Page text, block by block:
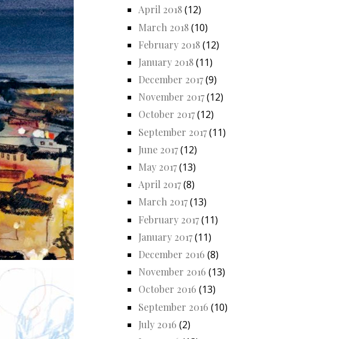
April 2018(12)
March 2018(10)
February 2018(12)
January 2018(11)
December 2017(9)
November 2017(12)
October 2017(12)
September 2017(11)
June 2017(12)
May 2017(13)
April 2017(8)
March 2017(13)
February 2017(11)
January 2017(11)
December 2016 (8)
November 2016 (13)
October 2016 (13)
September 2016 (10)
July 2016 (2)